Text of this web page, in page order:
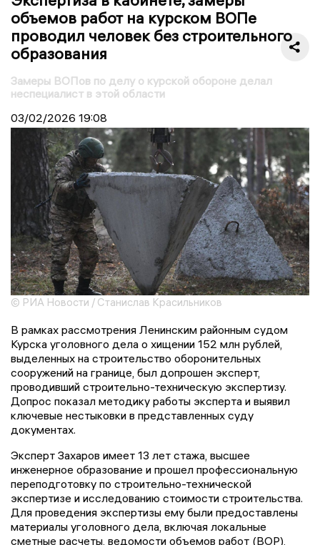
объемов работ на курском ВОПе
проводил человек без строительного
образования
Замеры ВОПов по делу о курской обороне делал
неспециалист в этой области
03/02/2026 19:08
© РИА Новости / Станислав Красильников
В рамках рассмотрения Ленинским районным судом
Курска уголовного дела о хищении 152 млн рублей,
выделенных на строительство оборонительных
сооружений на границе, был допрошен эксперт,
проводивший строительно-техническую экспертизу.
Допрос показал методику работы эксперта и выявил
ключевые нестыковки в представленных суду
документах.
Эксперт Захаров имеет 13 лет стажа, высшее
инженерное образование и прошел профессиональную
переподготовку по строительно-технической
экспертизе и исследованию стоимости строительства.
Для проведения экспертизы ему были предоставлены
материалы уголовного дела, включая локальные
сметные расчеты, ведомости объемов работ (ВОР),